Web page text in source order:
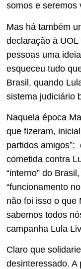
somos e seremos
Mas há também
declaração à
pessoas uma
esqueceu tudo
Brasil, quando
sistema judiciário
Naquela época
que fizeram,
partidos amigos”:
cometida contra
“interno” do
“funcionamento
não foi isso o que
sabemos todos
campanha Lula
Claro que
desinteressado. A